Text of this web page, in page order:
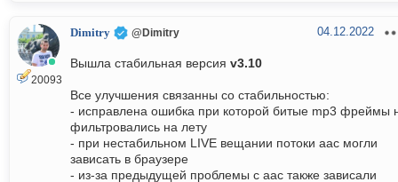
20093
Dimitry @Dimitry 04.12.2022
Вышла стабильная версия v3.10
Все улучшения связанны со стабильностью:
- исправлена ошибка при которой битые mp3 фреймы
фильтровались на лету
- при нестабильном LIVE вещании потоки aac могли
зависать в браузере
- из-за предыдущей проблемы с aac также зависали